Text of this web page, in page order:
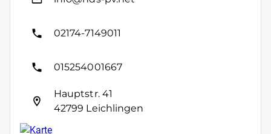
02174-7149011
015254001667
Hauptstr. 41
42799 Leichlingen